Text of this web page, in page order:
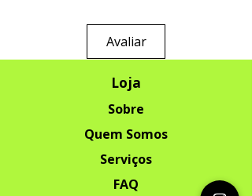
Avaliar
Loja
Sobre
Quem Somos
Serviços
FAQ